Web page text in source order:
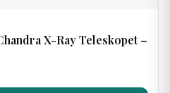
X-Ray Teleskopet –